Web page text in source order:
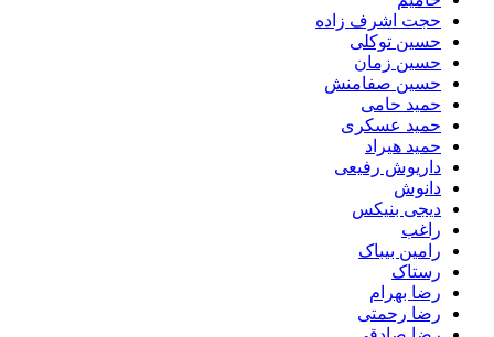
حجت اشرف زاده
حسین توکلی
حسین زمان
حسین صفامنش
حمید حامی
حمید عسکری
حمید هیراد
داریوش رفیعی
دانوش
دیجی بنیکس
راغب
رامین بیباک
رستاک
رضا بهرام
رضا رحمتی